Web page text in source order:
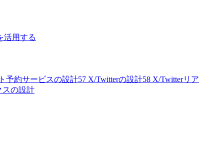
活用する
予約サービスの設計57 X/Twitterの設計58 X/Twitterリア
スの設計